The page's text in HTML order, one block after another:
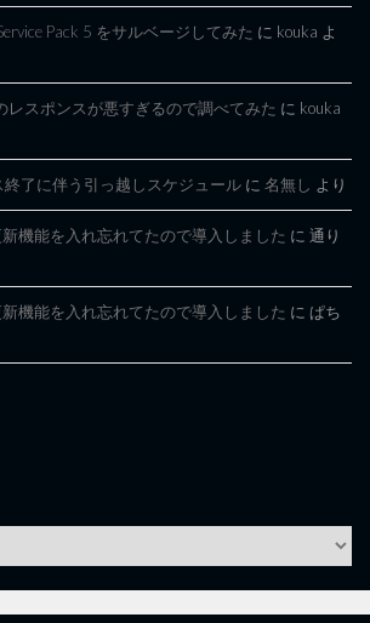
Pack 5 をサルベージしてみた に kouka よ
レスポンスが悪すぎるので調べてみた に kouka
終了に伴う引っ越しスケジュール に 名無し より
機能を入れ忘れてたので導入しました に 通り
機能を入れ忘れてたので導入しました に ぱち